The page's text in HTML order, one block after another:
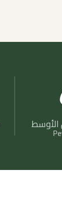
الأوسط